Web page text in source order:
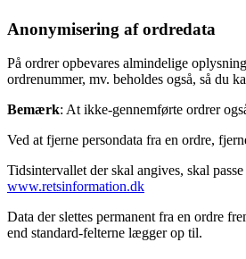
Anonymisering af ordredata
På ordrer opbevares almindelige
ordrenummer, mv. beholdes også, så du
Bemærk: At ikke-gennemførte ordrer
Ved at fjerne persondata fra en ordre,
Tidsintervallet der skal angives, skal
www.retsinformation.dk
Data der slettes permanent fra en ordre
end standard-felterne lægger op til.